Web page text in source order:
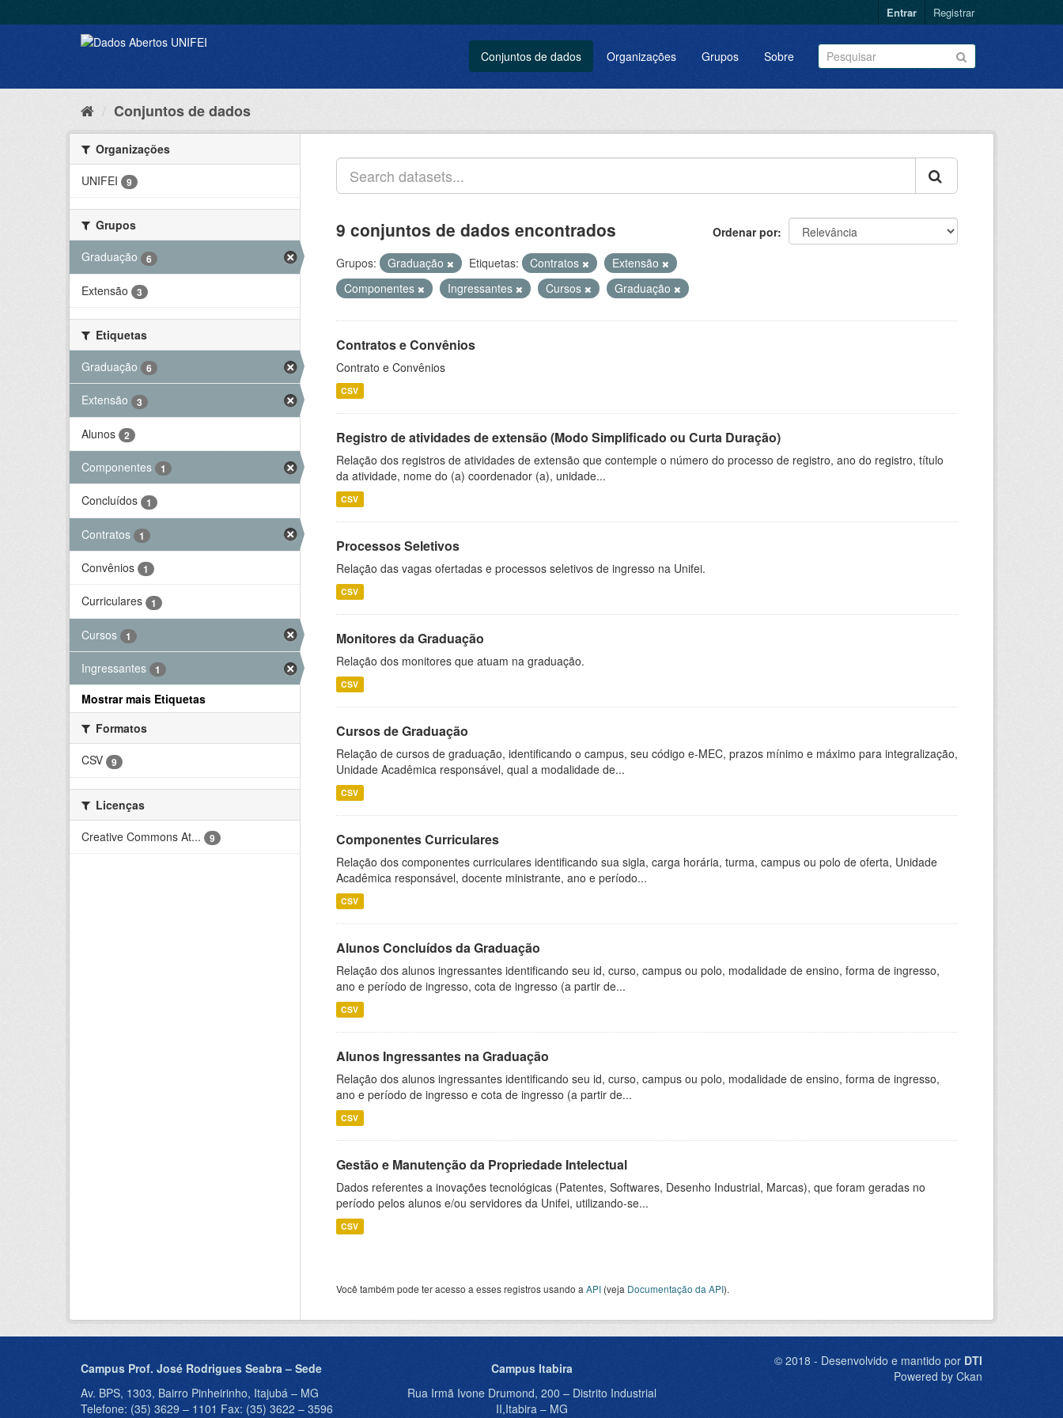
Entrar Registrar
Conjuntos de dados Organizações Grupos Sobre
Conjuntos de dados
Organizações
UNIFEI
9
Grupos
Graduação
6
Extensão 3
Etiquetas
Graduação
6
Extensão 3
Alunos 2
Componentes 1
Concluídos 1
Contratos 1
Convênios 1
Curriculares 1
Cursos 1
Ingressantes 1
Mostrar mais Etiquetas
Formatos
CSV
9
Licenças
Creative Commons At...
9
Ordenar por
9 conjuntos de dados encontrados
Grupos: Graduação Etiquetas: Contratos
Extensão
Componentes
Ingressantes Cursos Graduação
Contratos e Convênios
Contrato e Convênios
CSV
Registro de atividades de extensão (Modo Simplificado ou Curta Duração)
Relação dos registros de atividades de extensão que contemple o número do processo de registro, ano do registro, título
da atividade, nome do (a) coordenador (a), unidade...
CSV
Processos Seletivos
Relação das vagas ofertadas e processos seletivos de ingresso na Unifei.
CSV
Monitores da Graduação
Relação dos monitores que atuam na graduação.
CSV
Cursos de Graduação
Relação de cursos de graduação, identificando o campus, seu código e-MEC, prazos mínimo e máximo para integralização,
Unidade Acadêmica responsável, qual a modalidade de...
CSV
Componentes Curriculares
Relação dos componentes curriculares identificando sua sigla, carga horária, turma, campus ou polo de oferta, Unidade
Acadêmica responsável, docente ministrante, ano e período...
CSV
Alunos Concluídos da Graduação
Relação dos alunos ingressantes identificando seu id, curso, campus ou polo, modalidade de ensino, forma de ingresso,
ano e período de ingresso, cota de ingresso (a partir de...
CSV
Alunos Ingressantes na Graduação
Relação dos alunos ingressantes identificando seu id, curso, campus ou polo, modalidade de ensino, forma de ingresso,
ano e período de ingresso e cota de ingresso (a partir de...
CSV
Gestão e Manutenção da Propriedade Intelectual
Dados referentes a inovações tecnológicas (Patentes, Softwares, Desenho Industrial, Marcas), que foram geradas no
período pelos alunos e/ou servidores da Unifei, utilizando-se...
CSV
Você também pode ter acesso a esses registros usando a API (veja Documentação da API).
Campus Prof. José Rodrigues Seabra – Sede
Av. BPS, 1303, Bairro Pinheirinho, Itajubá – MG
Telefone: (35) 3629 – 1101 Fax: (35) 3622 – 3596
Campus Itabira
Rua Irmã Ivone Drumond, 200 – Distrito Industrial
II,Itabira – MG
© 2018 - Desenvolvido e mantido por DTI
Powered by Ckan